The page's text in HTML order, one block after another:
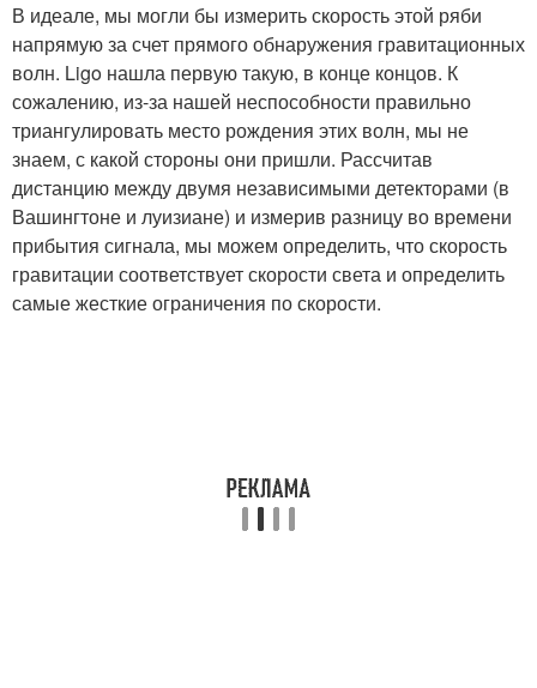
В идеале, мы могли бы измерить скорость этой ряби
напрямую за счет прямого обнаружения гравитационных
волн. Ligo нашла первую такую, в конце концов. К
сожалению, из-за нашей неспособности правильно
триангулировать место рождения этих волн, мы не
знаем, с какой стороны они пришли. Рассчитав
дистанцию между двумя независимыми детекторами (в
Вашингтоне и луизиане) и измерив разницу во времени
прибытия сигнала, мы можем определить, что скорость
гравитации соответствует скорости света и определить
самые жесткие ограничения по скорости.